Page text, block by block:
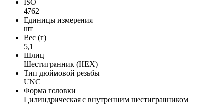
ISO
4762
Единицы измерения
шт
Вес (г)
5,1
Шлиц
Шестигранник (HEX)
Тип дюймовой резьбы
UNC
Форма головки
Цилиндрическая с внутренним шестигранником